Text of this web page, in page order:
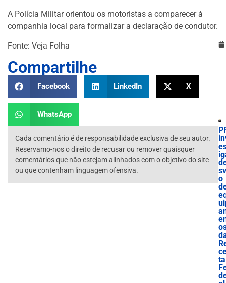
A Polícia Militar orientou os motoristas a comparecer à
companhia local para formalizar a declaração de condutor.
Fonte: Veja Folha
Compartilhe
Facebook LinkedIn X
WhatsApp
Cada comentário é de responsabilidade exclusiva de seu autor.
Reservamo-nos o direito de recusar ou remover quaisquer
comentários que não estejam alinhados com o objetivo do site
ou que contenham linguagem ofensiva.
o
ta